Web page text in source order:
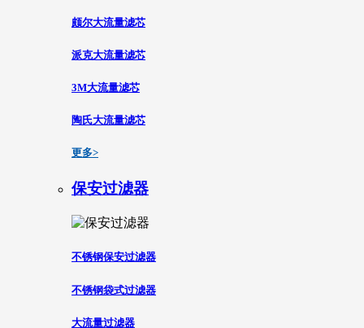
颇尔大流量滤芯
派克大流量滤芯
3M大流量滤芯
陶氏大流量滤芯
更多>
保安过滤器
不锈钢保安过滤器
不锈钢袋式过滤器
大流量过滤器